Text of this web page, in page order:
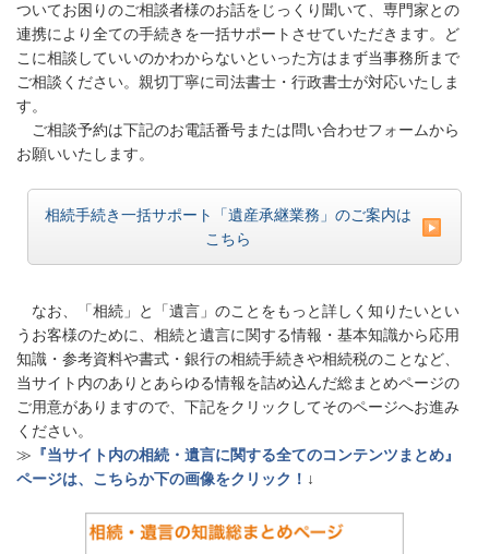
ついてお困りのご相談者様のお話をじっくり聞いて、専門家との
連携により全ての手続きを一括サポートさせていただきます。ど
こに相談していいのかわからないといった方はまず当事務所まで
ご相談ください。親切丁寧に司法書士・行政書士が対応いたしま
す。
ご相談予約は下記のお電話番号または問い合わせフォームから
お願いいたします。
相続手続き一括サポート「遺産承継業務」のご案内は
こちら
なお、「相続」と「遺言」のことをもっと詳しく知りたいとい
うお客様のために、相続と遺言に関する情報・基本知識から応用
知識・参考資料や書式・銀行の相続手続きや相続税のことなど、
当サイト内のありとあらゆる情報を詰め込んだ総まとめページの
ご用意がありますので、下記をクリックしてそのページへお進み
ください。
≫ 『当サイト内の相続・遺言に関する全てのコンテンツまとめ』
ページは、こちらか下の画像をクリック！ ↓